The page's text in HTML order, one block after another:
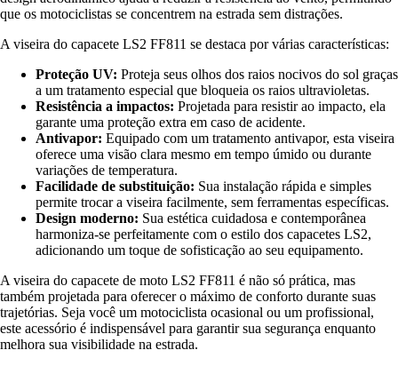
que os motociclistas se concentrem na estrada sem distrações.
A viseira do capacete LS2 FF811 se destaca por várias características:
Proteção UV: Proteja seus olhos dos raios nocivos do sol graças
a um tratamento especial que bloqueia os raios ultravioletas.
Resistência a impactos: Projetada para resistir ao impacto, ela
garante uma proteção extra em caso de acidente.
Antivapor: Equipado com um tratamento antivapor, esta viseira
oferece uma visão clara mesmo em tempo úmido ou durante
variações de temperatura.
Facilidade de substituição: Sua instalação rápida e simples
permite trocar a viseira facilmente, sem ferramentas específicas.
Design moderno: Sua estética cuidadosa e contemporânea
harmoniza-se perfeitamente com o estilo dos capacetes LS2,
adicionando um toque de sofisticação ao seu equipamento.
A viseira do capacete de moto LS2 FF811 é não só prática, mas
também projetada para oferecer o máximo de conforto durante suas
trajetórias. Seja você um motociclista ocasional ou um profissional,
este acessório é indispensável para garantir sua segurança enquanto
melhora sua visibilidade na estrada.